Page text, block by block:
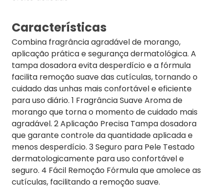
Características
Combina fragrância agradável de morango,
aplicação prática e segurança dermatológica. A
tampa dosadora evita desperdício e a fórmula
facilita remoção suave das cutículas, tornando o
cuidado das unhas mais confortável e eficiente
para uso diário. 1 Fragrância Suave Aroma de
morango que torna o momento de cuidado mais
agradável. 2 Aplicação Precisa Tampa dosadora
que garante controle da quantidade aplicada e
menos desperdício. 3 Seguro para Pele Testado
dermatologicamente para uso confortável e
seguro. 4 Fácil Remoção Fórmula que amolece as
cutículas, facilitando a remoção suave.